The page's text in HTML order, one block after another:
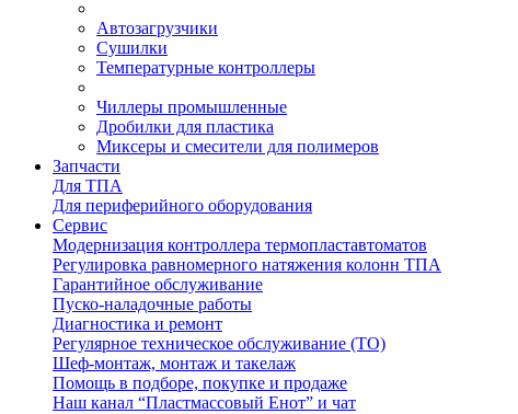
Автозагрузчики
Сушилки
Температурные контроллеры
Чиллеры промышленные
Дробилки для пластика
Миксеры и смесители для полимеров
Запчасти
Для ТПА
Для периферийного оборудования
Сервис
Модернизация контроллера термопластавтоматов
Регулировка равномерного натяжения колонн ТПА
Гарантийное обслуживание
Пуско-наладочные работы
Диагностика и ремонт
Регулярное техническое обслуживание (ТО)
Шеф-монтаж, монтаж и такелаж
Помощь в подборе, покупке и продаже
Наш канал “Пластмассовый Енот” и чат